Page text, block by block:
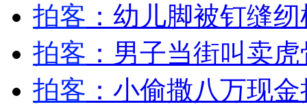
安徽一实载49人客车翻车
拍客 ：幼儿脚被钉缝
拍客 ：男子当街叫卖
拍客 ：小偷撒八万现